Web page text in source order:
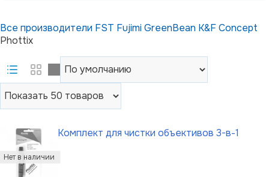
Все производители FST FujimiGreenBean K&F Concept
Phottix
Комплект для чистки объективов 3-в-1